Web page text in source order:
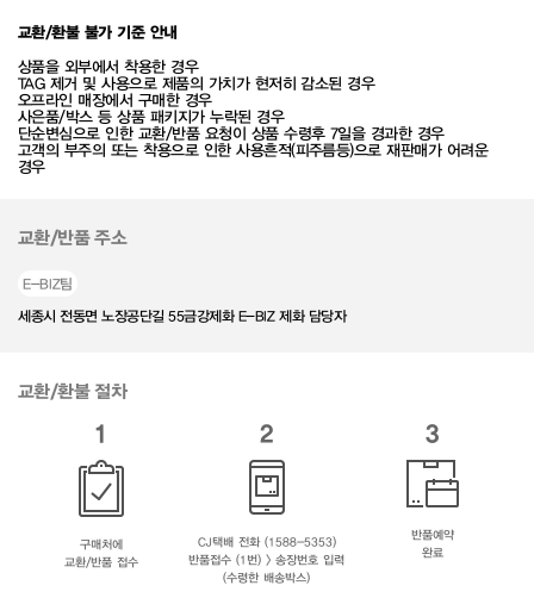
교환/환불 불가 기준 안내
상품을 외부에서 착용한 경우
TAG 제거 및 사용으로 제품의 가치가 현저히 감소된 경우
오프라인 매장에서 구매한 경우
사은품/박스 등 상품 패키지가 누락된 경우
단순변심으로 인한 교환/반품 요청이 상품 수령후 7일을 경과한 경우
고객의 부주의 또는 착용으로 인한 사용흔적(피주름등)으로 재판매가 어려운
경우
교환/반품 주소
E-BIZ팀
세종시 전동면 노장공단길 55금강제화 E-BIZ 제화 담당자
교환/환불 절차
1
구매처에
교환/반품 접수
2
CJ택배 전화 (1588-5353)
반품접수 (1번) > 송장번호 입력
(수령한 배송박스)
3
반품예약
완료